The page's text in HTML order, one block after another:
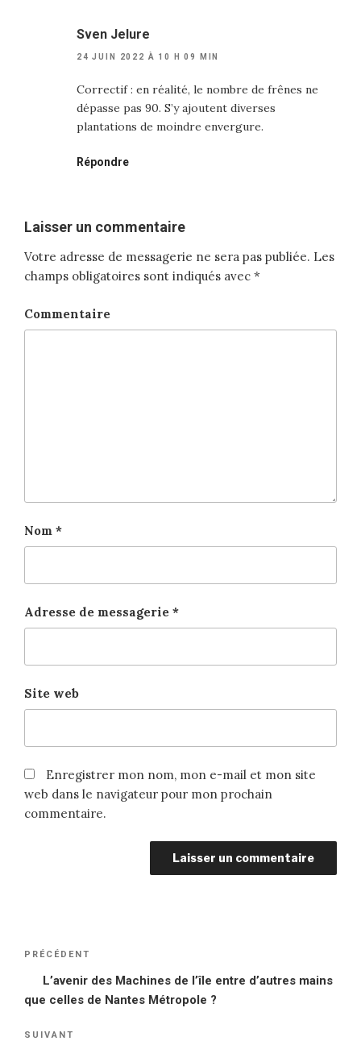
Sven Jelure
24 JUIN 2022 À 10 H 09 MIN
Correctif : en réalité, le nombre de frênes ne
dépasse pas 90. S’y ajoutent diverses
plantations de moindre envergure.
Répondre
Laisser un commentaire
Votre adresse de messagerie ne sera pas publiée. Les
champs obligatoires sont indiqués avec *
Commentaire
Nom *
Adresse de messagerie *
Site web
Enregistrer mon nom, mon e-mail et mon site
web dans le navigateur pour mon prochain
commentaire.
Navigation
l’article
Article
précédent
PRÉCÉDENT
L’avenir des Machines de l’île entre d’autres mains
que celles de Nantes Métropole ?
Article
SUIVANT